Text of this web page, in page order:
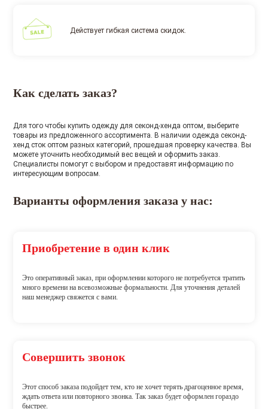
Действует гибкая система скидок.
Как сделать заказ?
Для того чтобы купить одежду для секонд-хенда оптом, выберите
товары из предложенного ассортимента. В наличии одежда секонд-
хенд сток оптом разных категорий, прошедшая проверку качества. Вы
можете уточнить необходимый вес вещей и оформить заказ.
Специалисты помогут с выбором и предоставят информацию по
интересующим вопросам.
Варианты оформления заказа у нас:
Приобретение в один клик
Это оперативный заказ, при оформлении которого не потребуется тратить
много времени на всевозможные формальности. Для уточнения деталей
наш менеджер свяжется с вами.
Совершить звонок
Этот способ заказа подойдет тем, кто не хочет терять драгоценное время,
ждать ответа или повторного звонка. Так заказ будет оформлен гораздо
быстрее.